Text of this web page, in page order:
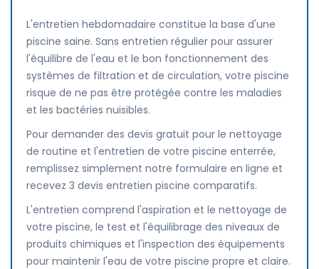
L'entretien hebdomadaire constitue la base d'une
piscine saine. Sans entretien régulier pour assurer
l'équilibre de l'eau et le bon fonctionnement des
systèmes de filtration et de circulation, votre piscine
risque de ne pas être protégée contre les maladies
et les bactéries nuisibles.
Pour demander des devis gratuit pour le nettoyage
de routine et l'entretien de votre piscine enterrée,
remplissez simplement notre formulaire en ligne et
recevez 3 devis entretien piscine comparatifs.
L'entretien comprend l'aspiration et le nettoyage de
votre piscine, le test et l'équilibrage des niveaux de
produits chimiques et l'inspection des équipements
pour maintenir l'eau de votre piscine propre et claire.